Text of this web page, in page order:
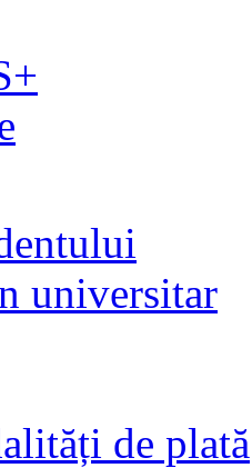
universitar
de plată